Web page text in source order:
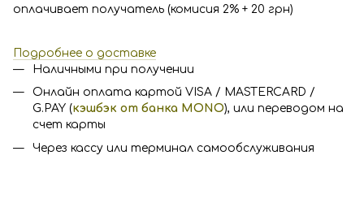
оплачивает получатель (комисия 2% + 20 грн)
Подробнее о доставке
Наличными при получении
Онлайн оплата картой VISA / MASTERCARD /
G.PAY (кэшбэк от банка MONO), или переводом на
счет карты
Через кассу или терминал самообслуживания